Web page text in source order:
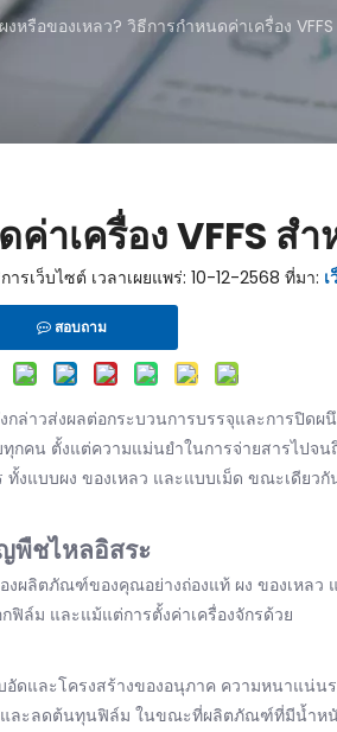
ผงหรือของเหลว? วิธีการกำหนดค่าเครื่อง
ค่าเครื่อง VFFS
เว็บไซต์ เวลาเผยแพร่: 10-12-2568 ที่มา:
สอบถาม
ส่งผลต่อกระบวนการบรรจุและการปิดผนึ
กคน ตั้งแต่ความแม่นยำในการจ่ายสารไป
งแบบผง ของเหลว และแบบเม็ด ขณะเดีย
พืชไหลอิสระ
ลิตภัณฑ์ของคุณอย่างถ่องแท้ ผง ของเหลว
ฟิล์ม และแม้แต่การตั้งค่าเครื่องจักรด้วย
ดและโครงสร้างของอนุภาค ความหนาแน่
ะลดต้นทุนฟิล์ม ในขณะที่ผลิตภัณฑ์ที่มีน้ำหนั